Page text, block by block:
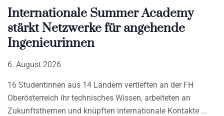
Internationale Summer Academy
stärkt Netzwerke für angehende
Ingenieurinnen
6. August 2026
16 Studentinnen aus 14 Ländern vertieften an der FH
Oberösterreich ihr technisches Wissen, arbeiteten an
Zukunftsthemen und knüpften internationale Kontakte